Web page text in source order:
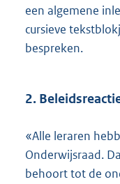
een algemene
cursieve
bespreken.
2.
«Alle leraren
Onderwijsraad.
behoort tot de